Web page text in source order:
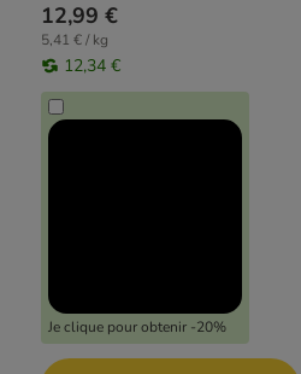
12,99 €
5,41 € / kg
12,34 €
Je clique pour obtenir -20%